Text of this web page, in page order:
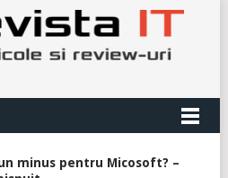
minus pentru Micosoft? –